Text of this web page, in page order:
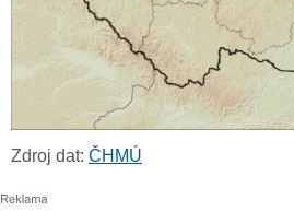
Zdroj dat: ČHMÚ